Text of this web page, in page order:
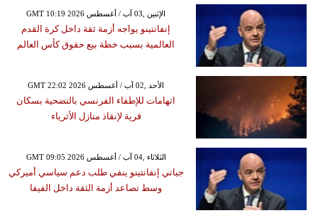
GMT 10:19 2026 الإثنين ,03 آب / أغسطس
إنفانتينو يواجه أزمة ثقة داخل كرة القدم
العالمية بسبب خطة بيع حقوق كأس العالم
GMT 22:02 2026 الأحد ,02 آب / أغسطس
اتهامات للإطفاء الفرنسي بالتضحية بسكان
قرية لإنقاذ منازل الأثرياء
GMT 09:05 2026 الثلاثاء ,04 آب / أغسطس
جياني إنفانتينو ينفي طلب دعم سياسي أميركي
وسط تصاعد أزمة الثقة داخل الفيفا